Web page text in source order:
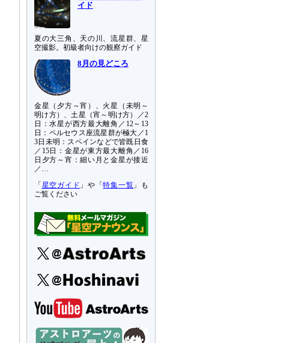
イド
夏の大三角、天の川、流星群、星
空撮影。初級者向けの観察ガイド
8月の見どころ
金星（夕方～宵）、火星（未明～
明け方）、土星（宵～明け方）／2
日：水星が西方最大離角／12～13
日：ペルセウス座流星群が極大／1
3日未明：スペインなどで皆既日食
／15日：金星が東方最大離角／16
日夕方～宵：細い月と金星が接近
／…
「 星空ガイド 」や「特集一覧 」も
ご覧ください